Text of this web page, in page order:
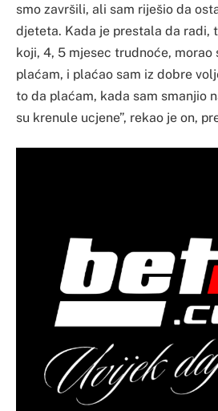
smo završili, ali sam riješio da
djeteta. Kada je prestala da radi,
koji, 4, 5 mjesec trudnoće, morao
plaćam, i plaćao sam iz dobre
to da plaćam, kada sam smanjio
su krenule ucjene”, rekao je on,